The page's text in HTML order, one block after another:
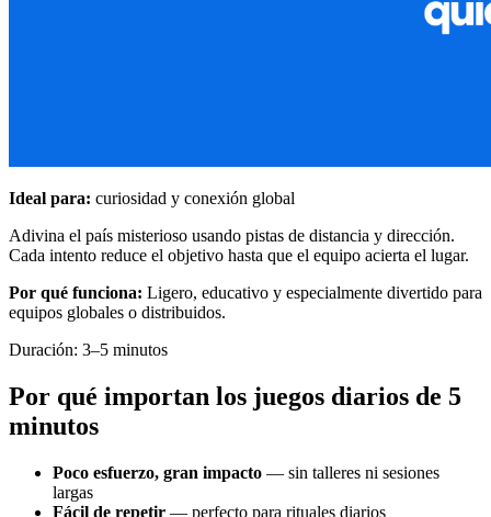
Ideal para: curiosidad y conexión global
Adivina el país misterioso usando pistas de distancia y dirección.
Cada intento reduce el objetivo hasta que el equipo acierta el lugar.
Por qué funciona: Ligero, educativo y especialmente divertido para
equipos globales o distribuidos.
Duración: 3–5 minutos
Por qué importan los juegos diarios de 5
minutos
Poco esfuerzo, gran impacto — sin talleres ni sesiones
largas
Fácil de repetir — perfecto para rituales diarios